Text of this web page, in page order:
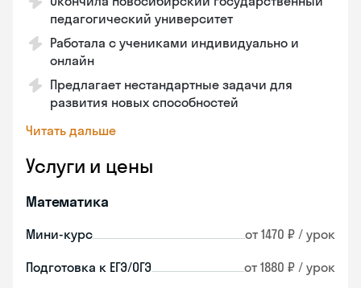
педагогический университет
Работала с учениками индивидуально и
онлайн
Предлагает нестандартные задачи для
развития новых способностей
Читать дальше
Услуги и цены
Математика
Мини-курс от 1470 ₽ / урок
Подготовка к ЕГЭ/ОГЭ от 1880 ₽ / урок